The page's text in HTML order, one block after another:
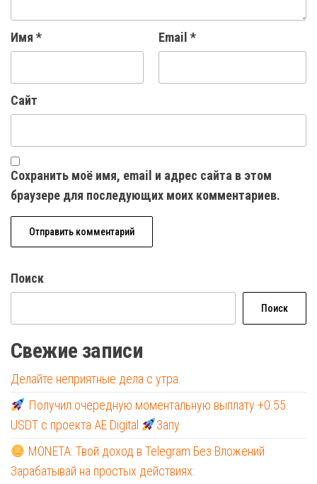
Имя * Email *
Сайт
Сохранить моё имя, email и адрес сайта в этом
браузере для последующих моих комментариев.
Поиск
Поиск
Свежие записи
Делайте неприятные дела с утра.
Получил очередную моментальную выплату +0.55
USDT с проекта AE Digital
Запу
MONETA: Твой доход в Telegram Без Вложений
Зарабатывай на простых действиях: